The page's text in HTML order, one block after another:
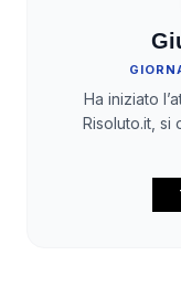
Ha iniziato
Risoluto.it, si